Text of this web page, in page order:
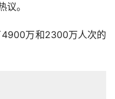
议。
4900万和2300万人次的